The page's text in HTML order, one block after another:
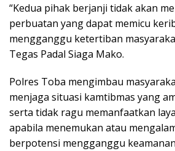
“Kedua pihak berjanji tidak akan
perbuatan yang dapat memicu
mengganggu ketertiban
Tegas Padal Siaga Mako.
Polres Toba mengimbau
menjaga situasi kamtibmas yang
serta tidak ragu memanfaatkan
apabila menemukan atau
berpotensi mengganggu